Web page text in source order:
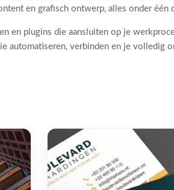
en grafisch ontwerp, alles onder één
en plugins die aansluiten op je
automatiseren, verbinden en je volledig